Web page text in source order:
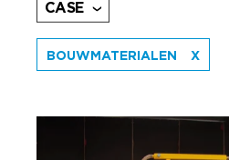
BOUWMATERIALEN X
CASE